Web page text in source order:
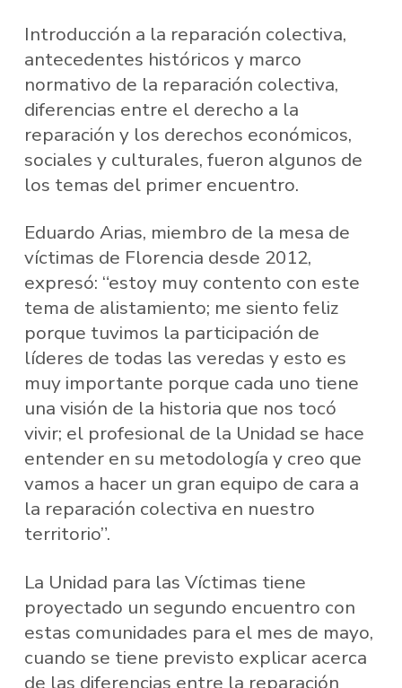
Introducción a la reparación colectiva,
antecedentes históricos y marco
normativo de la reparación colectiva,
diferencias entre el derecho a la
reparación y los derechos económicos,
sociales y culturales, fueron algunos de
los temas del primer encuentro.
Eduardo Arias, miembro de la mesa de
víctimas de Florencia desde 2012,
expresó: “estoy muy contento con este
tema de alistamiento; me siento feliz
porque tuvimos la participación de
líderes de todas las veredas y esto es
muy importante porque cada uno tiene
una visión de la historia que nos tocó
vivir; el profesional de la Unidad se hace
entender en su metodología y creo que
vamos a hacer un gran equipo de cara a
la reparación colectiva en nuestro
territorio”.
La Unidad para las Víctimas tiene
proyectado un segundo encuentro con
estas comunidades para el mes de mayo,
cuando se tiene previsto explicar acerca
de las diferencias entre la reparación